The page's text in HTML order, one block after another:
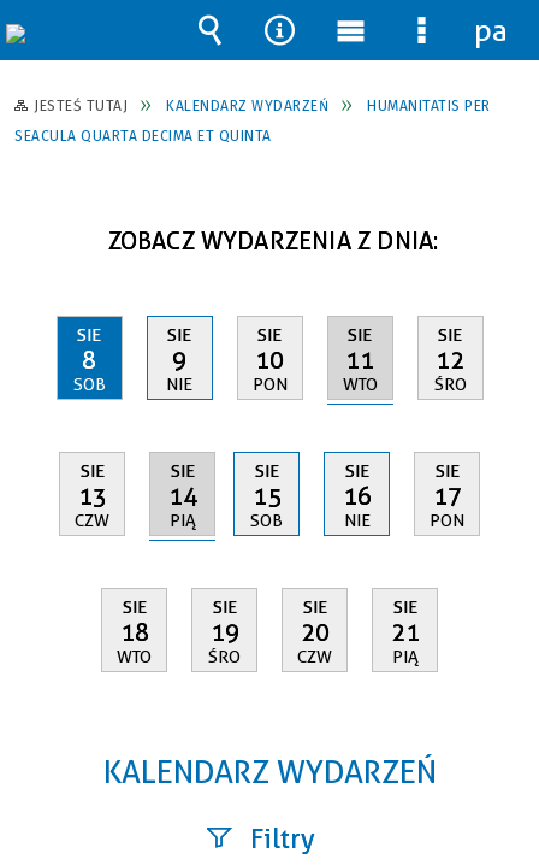
JESTEŚ TUTAJ KALENDARZ WYDARZEŃ
HUMANITATIS PER
SEACULA QUARTA DECIMA ET QUINTA
ZOBACZ WYDARZENIA Z DNIA:
SIE
8
SOB
SIE
9
NIE
SIE
10
PON
SIE
11
WTO
SIE
12
ŚRO
SIE
13
CZW
SIE
14
PIĄ
SIE
15
SOB
SIE
16
NIE
SIE
17
PON
SIE
18
WTO
SIE
19
ŚRO
SIE
20
CZW
SIE
21
PIĄ
KALENDARZ WYDARZEŃ
Filtry
Wyszukiwarka
Narzędzia
Menu
główne
Menu